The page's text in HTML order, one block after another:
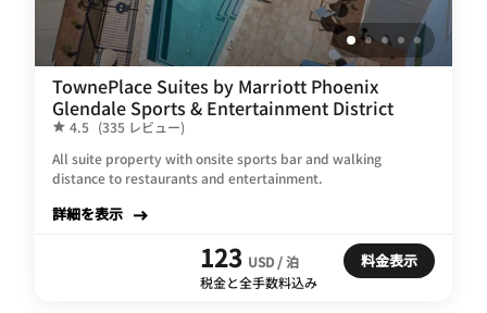
TownePlace Suites by Marriott Phoenix
Glendale Sports & Entertainment District
4.5 (335 レビュー)
All suite property with onsite sports bar and walking
distance to restaurants and entertainment.
詳細を表示
123 USD / 泊
税金と全手数料込み
料金表示